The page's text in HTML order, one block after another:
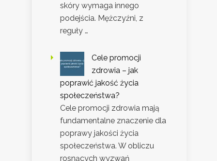
skóry wymaga innego
podejścia. Mężczyźni, z
reguły …
Cele promocji
zdrowia – jak
poprawić jakość życia
społeczeństwa?
Cele promocji zdrowia mają
fundamentalne znaczenie dla
poprawy jakości życia
społeczeństwa. W obliczu
rosnących wyzwań